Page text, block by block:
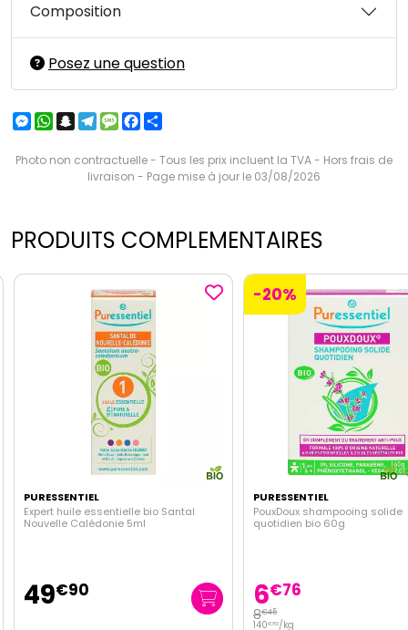
Composition
Posez une question
Messenger
WhatsApp
Snapchat
Telegram
MessageFacebook
Photo non contractuelle - Tous les prix incluent la TVA - Hors frais de
livraison - Page mise à jour le 03/08/2026
PRODUITS COMPLEMENTAIRES
PURESSENTIEL
Expert huile essentielle bio Santal
Nouvelle Calédonie 5ml
49€90
-20%
PURESSENTIEL
PouxDoux shampooing solide
quotidien bio 60g
6€76
8€45
140€83/kg